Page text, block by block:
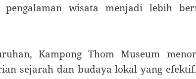
wisata menjadi lebih
Kampong Thom Museum
sejarah dan budaya lokal yang